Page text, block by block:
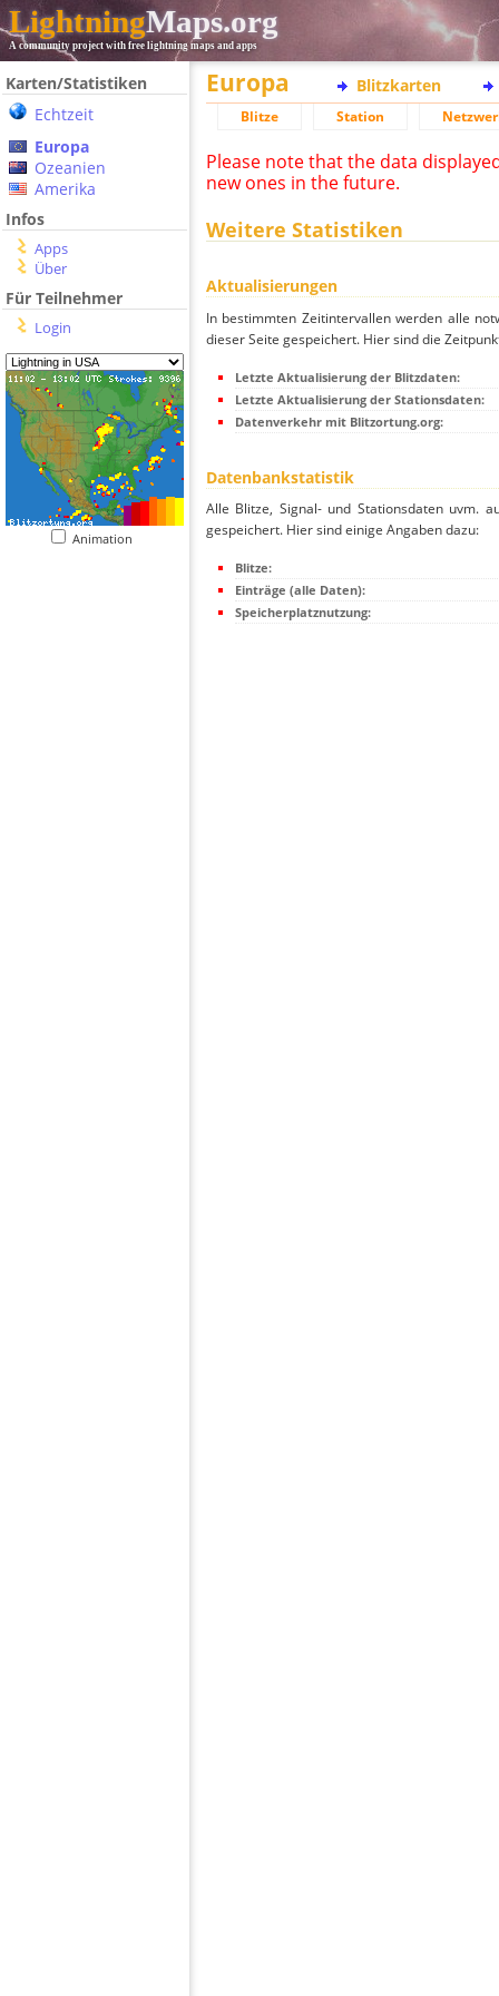
LightningMaps.org
A community project with free lightning maps and apps
Karten/Statistiken
Echtzeit
Europa
Ozeanien
Amerika
Infos
Apps
Über
Für Teilnehmer
Login
Animation
Europa Blitzkarten
Blitze Station
Please note that the data
new ones in the future.
Weitere Statistiken
Aktualisierungen
In bestimmten Zeitintervallen werden alle
dieser Seite gespeichert. Hier sind die
Letzte Aktualisierung der Blitzdaten:
Letzte Aktualisierung der Stationsdaten:
Datenverkehr mit Blitzortung.org:
Datenbankstatistik
Alle Blitze, Signal- und Stationsdaten uvm.
gespeichert. Hier sind einige Angaben dazu:
Blitze:
Einträge (alle Daten):
Speicherplatznutzung: